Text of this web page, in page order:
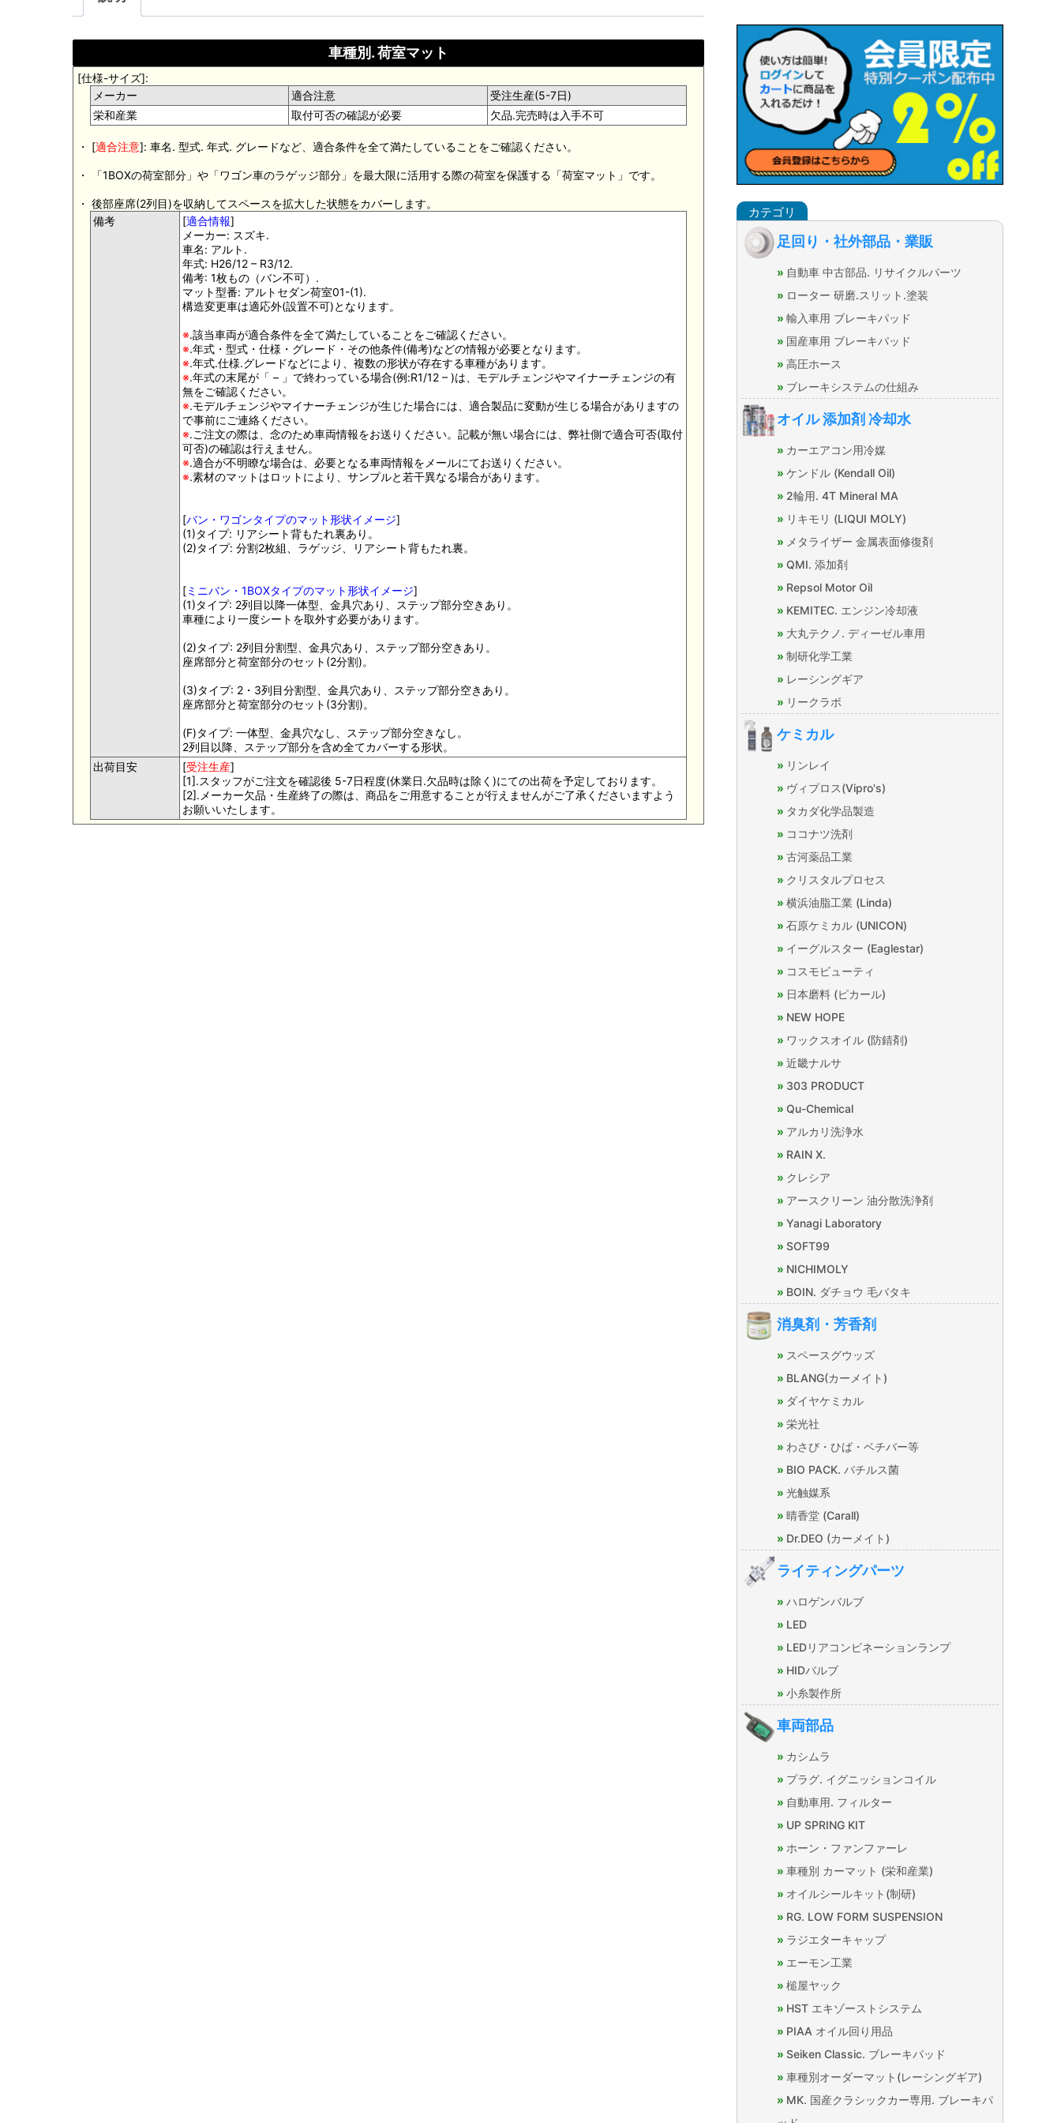
車種別. 荷室マット
[仕様-サイズ]:
メーカー
適合注意
受注生産(5-7日)
栄和産業
取付可否の確認が必要 欠品.完売時は入手不可
・ [適合注意]: 車名. 型式. 年式. グレードなど、適合条件を全て満たしていることをご確認ください。
・ 「1BOXの荷室部分」や「ワゴン車のラゲッジ部分」を最大限に活用する際の荷室を保護する「荷室マット」です。
・ 後部座席(2列目)を収納してスペースを拡大した状態をカバーします。
備考
[適合情報]
メーカー: スズキ.
車名: アルト.
年式: H26/12 – R3/12.
備考: 1枚もの（バン不可）.
マット型番: アルトセダン荷室01-(1).
構造変更車は適応外(設置不可)となります。
※.該当車両が適合条件を全て満たしていることをご確認ください。
※.年式・型式・仕様・グレード・その他条件(備考)などの情報が必要となります。
※.年式.仕様.グレードなどにより、複数の形状が存在する車種があります。
※.年式の末尾が「 – 」で終わっている場合(例:R1/12 – )は、モデルチェンジやマイナーチェンジの有
無をご確認ください。
※.モデルチェンジやマイナーチェンジが生じた場合には、適合製品に変動が生じる場合がありますの
で事前にご連絡ください。
※.ご注文の際は、念のため車両情報をお送りください。記載が無い場合には、弊社側で適合可否(取付
可否)の確認は行えません。
※.適合が不明瞭な場合は、必要となる車両情報をメールにてお送りください。
※.素材のマットはロットにより、サンプルと若干異なる場合があります。
[バン・ワゴンタイプのマット形状イメージ]
(1)タイプ: リアシート背もたれ裏あり。
(2)タイプ: 分割2枚組、ラゲッジ、リアシート背もたれ裏。
[ミニバン・1BOXタイプのマット形状イメージ]
(1)タイプ: 2列目以降一体型、金具穴あり、ステップ部分空きあり。
車種により一度シートを取外す必要があります。
(2)タイプ: 2列目分割型、金具穴あり、ステップ部分空きあり。
座席部分と荷室部分のセット(2分割)。
(3)タイプ: 2・3列目分割型、金具穴あり、ステップ部分空きあり。
座席部分と荷室部分のセット(3分割)。
(F)タイプ: 一体型、金具穴なし、ステップ部分空きなし。
2列目以降、ステップ部分を含め全てカバーする形状。
出荷目安
[受注生産]
[1].スタッフがご注文を確認後 5-7日程度(休業日.欠品時は除く)にての出荷を予定しております。
[2].メーカー欠品・生産終了の際は、商品をご用意することが行えませんがご了承くださいますよう
お願いいたします。
足回り・社外部品・業販
自動車 中古部品. リサイクルパーツ
ローター 研磨.スリット.塗装
輸入車用 ブレーキパッド
国産車用 ブレーキパッド
高圧ホース
ブレーキシステムの仕組み
オイル 添加剤 冷却水
カーエアコン用冷媒
ケンドル (Kendall Oil)
2輪用. 4T Mineral MA
リキモリ (LIQUI MOLY)
メタライザー 金属表面修復剤
QMI. 添加剤
Repsol Motor Oil
KEMITEC. エンジン冷却液
大丸テクノ. ディーゼル車用
制研化学工業
レーシングギア
リークラボ
ケミカル
リンレイ
ヴィプロス(Vipro's)
タカダ化学品製造
ココナツ洗剤
古河薬品工業
クリスタルプロセス
横浜油脂工業 (Linda)
石原ケミカル (UNICON)
イーグルスター (Eaglestar)
コスモビューティ
日本磨料 (ピカール)
NEW HOPE
ワックスオイル (防錆剤)
近畿ナルサ
303 PRODUCT
Qu-Chemical
アルカリ洗浄水
RAIN X.
クレシア
アースクリーン 油分散洗浄剤
Yanagi Laboratory
SOFT99
NICHIMOLY
BOIN. ダチョウ 毛バタキ
消臭剤・芳香剤
スペースグウッズ
BLANG(カーメイト)
ダイヤケミカル
栄光社
わさび・ひば・ベチバー等
BIO PACK. バチルス菌
光触媒系
晴香堂 (Carall)
Dr.DEO (カーメイト)
ライティングパーツ
ハロゲンバルブ
LED
LEDリアコンビネーションランプ
HIDバルブ
小糸製作所
車両部品
カシムラ
プラグ. イグニッションコイル
自動車用. フィルター
UP SPRING KIT
ホーン・ファンファーレ
車種別 カーマット (栄和産業)
オイルシールキット(制研)
RG. LOW FORM SUSPENSION
ラジエターキャップ
エーモン工業
槌屋ヤック
HST エキゾーストシステム
PIAA オイル回り用品
Seiken Classic. ブレーキパッド
車種別オーダーマット(レーシングギア)
MK. 国産クラシックカー専用. ブレーキパ